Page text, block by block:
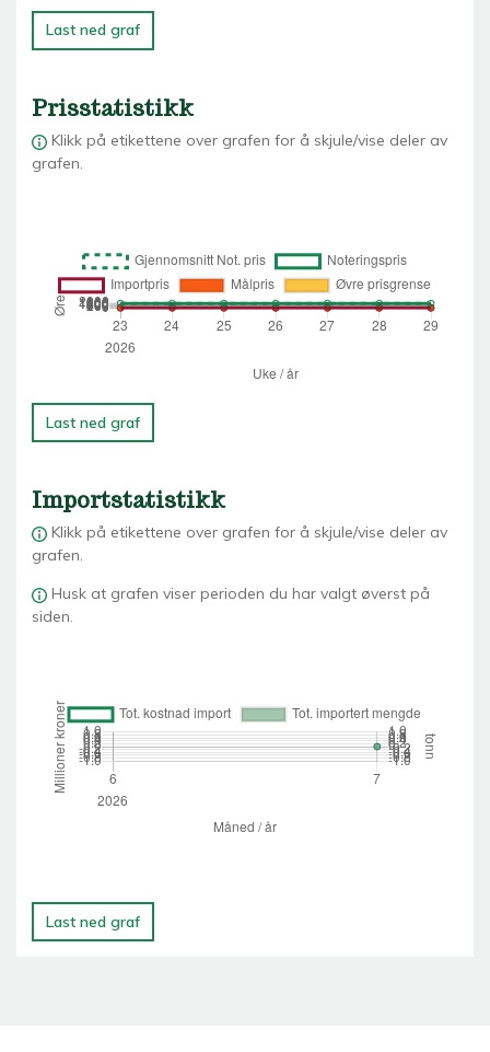
Last ned graf
Prisstatistikk
Klikk på etikettene over grafen for å skjule/vise deler av
grafen.
Last ned graf
Importstatistikk
Klikk på etikettene over grafen for å skjule/vise deler av
grafen.
Husk at grafen viser perioden du har valgt øverst på
siden.
Last ned graf